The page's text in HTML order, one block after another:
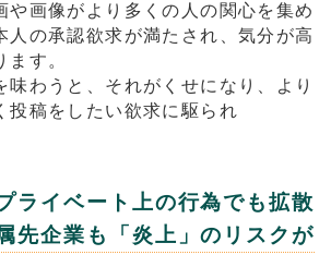
や画像がより多くの人の関心を集め
人の承認欲求が満たされ、気分が高
す。
味わうと、それがくせになり、より
投稿をしたい欲求に駆られ
ライベート上の行為でも拡散
先企業も「炎上」のリスクが